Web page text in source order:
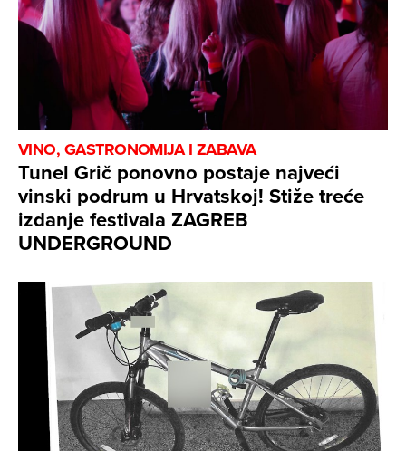
VINO, GASTRONOMIJA I ZABAVA
Tunel Grič ponovno postaje najveći
vinski podrum u Hrvatskoj! Stiže treće
izdanje festivala ZAGREB
UNDERGROUND